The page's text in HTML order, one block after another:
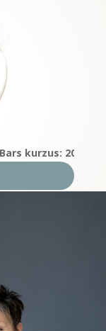
kurzus: 2026.